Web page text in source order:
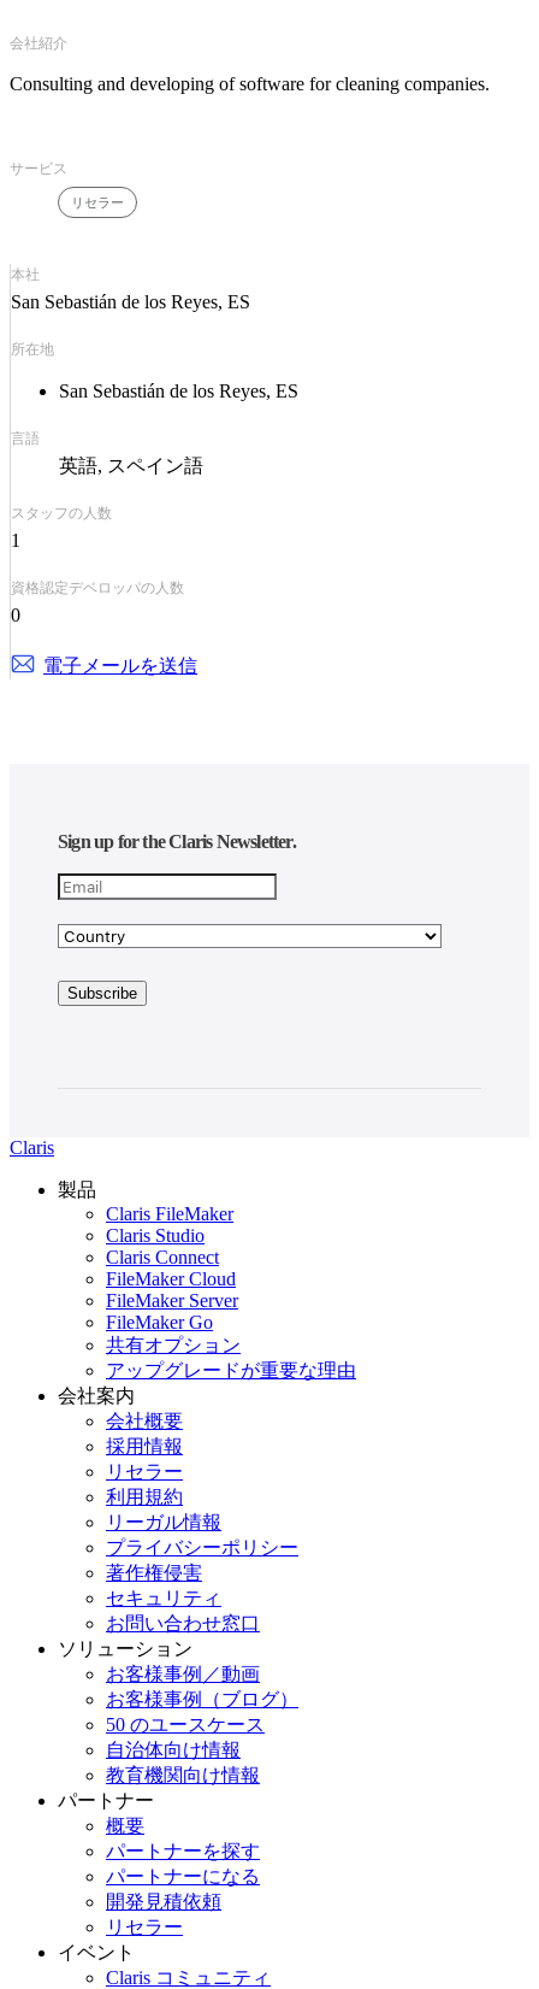
会社紹介
Consulting and developing of software for cleaning companies.
サービス
リセラー
本社
San Sebastián de los Reyes, ES
所在地
San Sebastián de los Reyes, ES
言語
英語 スペイン語
スタッフの人数
1
資格認定デベロッパの人数
0
電子メールを送信
Sign up for the Claris Newsletter.
Claris
製品
Claris FileMaker
Claris Studio
Claris Connect
FileMaker Cloud
FileMaker Server
FileMaker Go
共有オプション
アップグレードが重要な理由
会社案内
会社概要
採用情報
リセラー
利用規約
リーガル情報
プライバシーポリシー
著作権侵害
セキュリティ
お問い合わせ窓口
ソリューション
お客様事例／動画
お客様事例（ブログ）
50 のユースケース
自治体向け情報
教育機関向け情報
パートナー
概要
パートナーを探す
パートナーになる
開発見積依頼
リセラー
イベント
Claris コミュニティ